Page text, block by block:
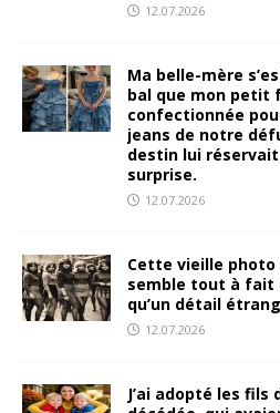
12.07.2026
Ma belle-mère
bal que mon petit
confectionnée
jeans de notre
destin lui
surprise.
12.07.2026
Cette vieille photo
semble tout à fait
qu’un détail
12.07.2026
J’ai adopté les